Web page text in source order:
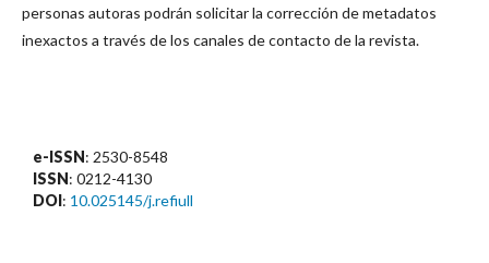
personas autoras podrán solicitar la corrección de metadatos
inexactos a través de los canales de contacto de la revista.
e-ISSN: 2530-8548
ISSN: 0212-4130
DOI: 10.025145/j.refiull